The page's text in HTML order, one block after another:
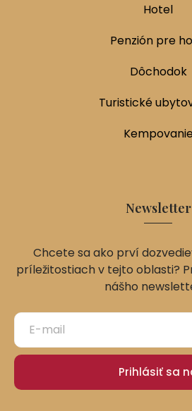
Hotel
Penzión pre
Dôchodok
Turistické
Newsletter
Chcete sa ako prví
príležitostiach v tejto oblasti?
nášho
Prihlásiť sa